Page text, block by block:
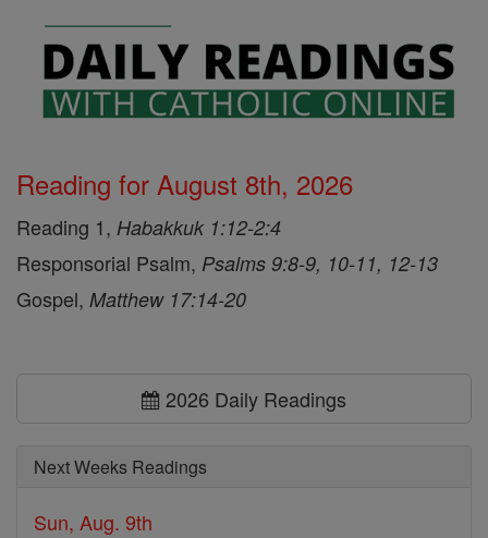
Reading for August 8th, 2026
Reading 1, Habakkuk 1:12-2:4
Responsorial Psalm, Psalms 9:8-9, 10-11, 12-13
Gospel, Matthew 17:14-20
2026 Daily Readings
Next Weeks Readings
Sun, Aug. 9th